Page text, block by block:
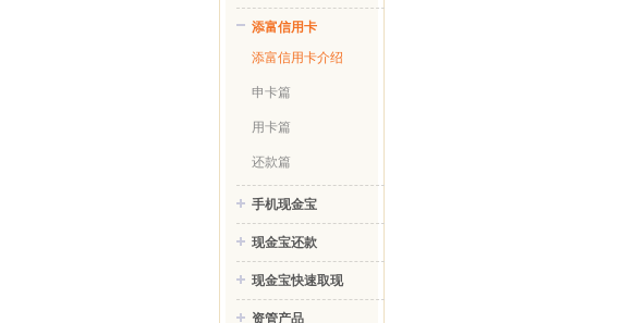
添富信用卡
添富信用卡介绍
申卡篇
用卡篇
还款篇
手机现金宝
现金宝还款
现金宝快速取现
资管产品